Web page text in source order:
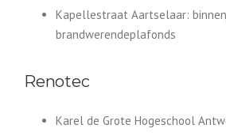
Kapellestraat Aartselaar:
brandwerendeplafonds
Renotec
Karel de Grote Hogeschool